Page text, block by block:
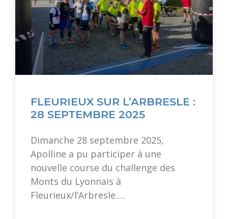
FLEURIEUX SUR L’ARBRESLE :
28 SEPTEMBRE 2025
Dimanche 28 septembre 2025,
Apolline a pu participer à une
nouvelle course du challenge des
Monts du Lyonnais à
Fleurieux/l’Arbresle….